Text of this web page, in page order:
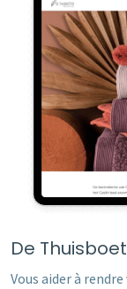
De
Vous aider à